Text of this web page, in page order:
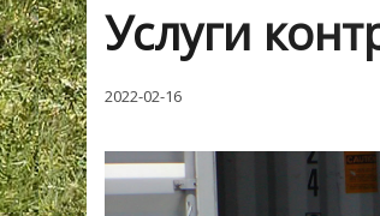
Услуги
2022-02-16